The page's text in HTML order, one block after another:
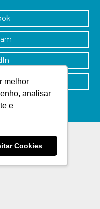
melhor
analisar
e
Cookies